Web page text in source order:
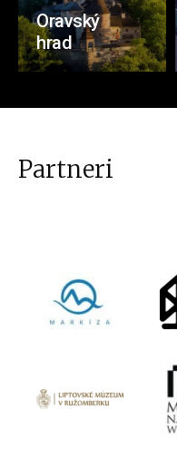
Oravský
hrad
Partneri